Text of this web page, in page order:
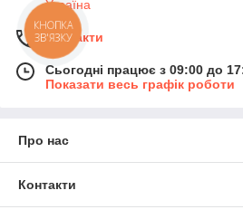
Україна
Контакти
Сьогодні працює з 09:00 до
Показати весь графік роботи
Про нас
Контакти
КНОПКА
ЗВ'ЯЗКУ